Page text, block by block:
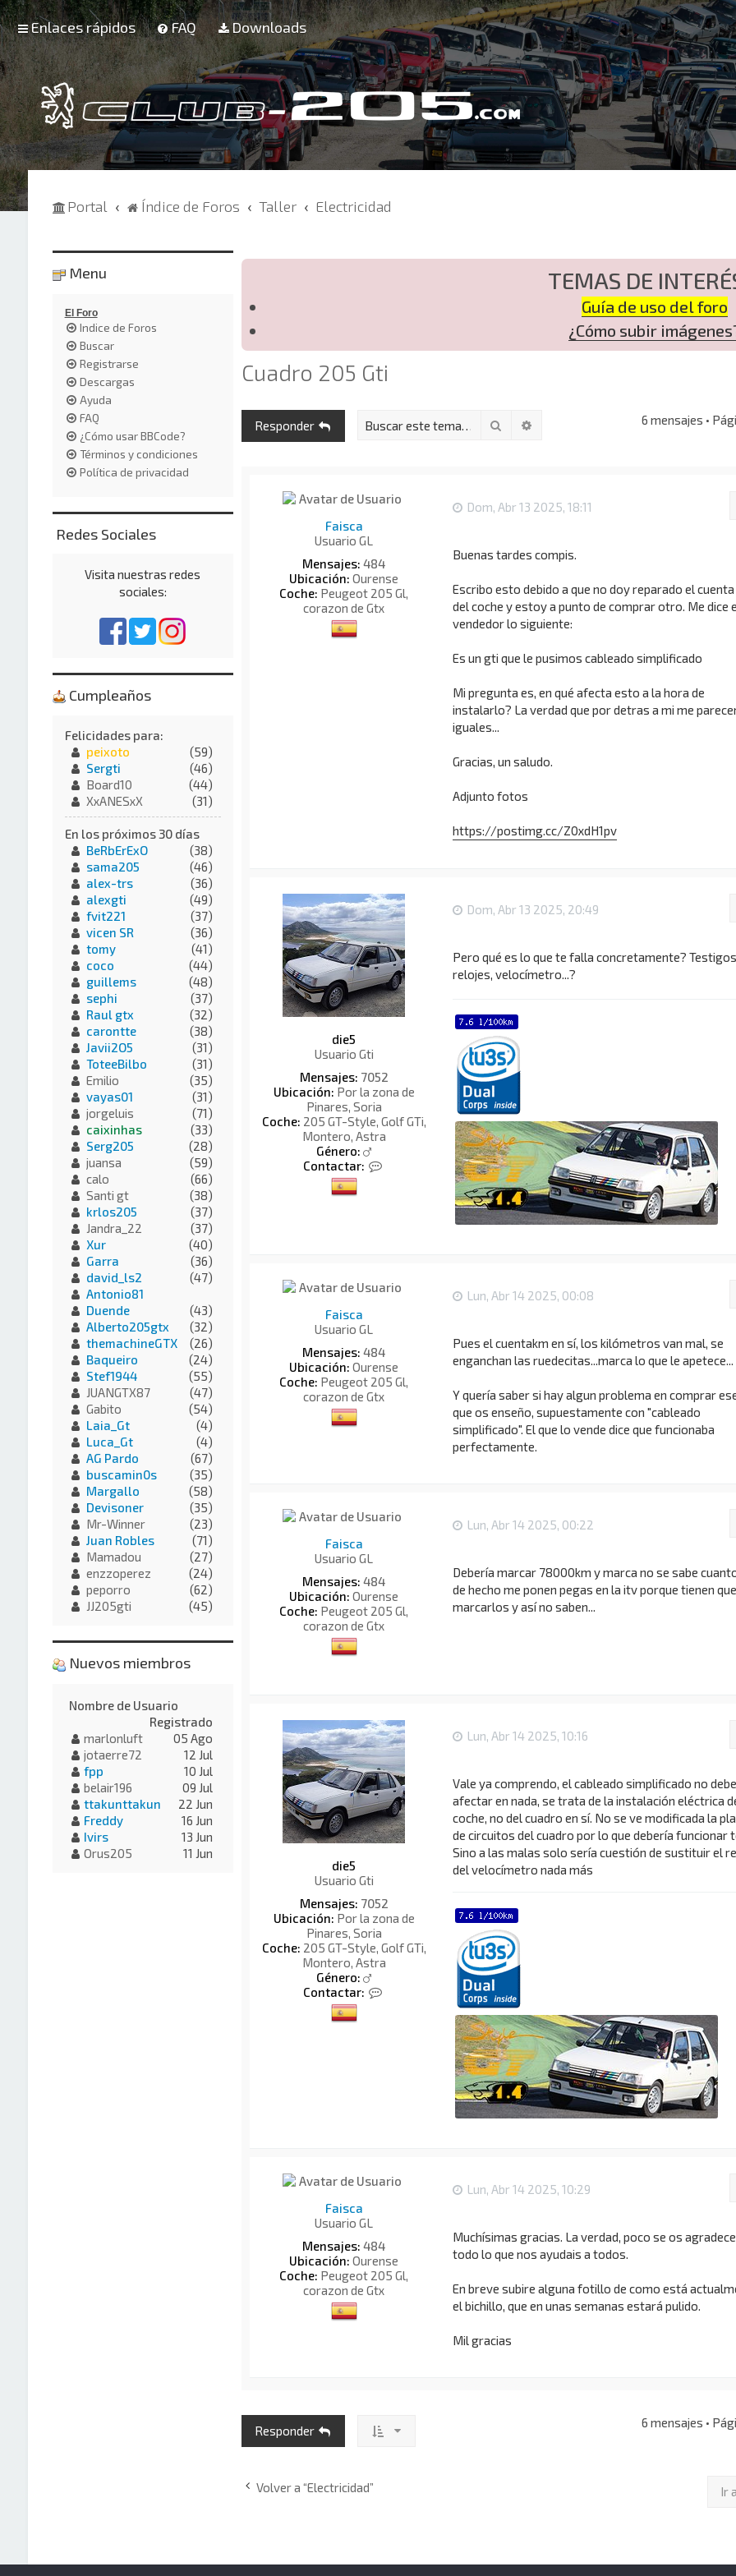
Enlaces rápidos FAQ Downloads
Portal Índice de Foros Taller Electricidad
TEMAS DE
Guía de uso del foro
¿Cómo subir
Cuadro 205 Gti
Responder Buscar Búsqueda avanzada6 mensajes •
Faisca
Usuario GL
Mensajes: 484
Ubicación: Ourense
Coche: Peugeot 205 Gl,
corazon de Gtx
Dom, Abr 13 2025, 18:11
Buenas tardes compis.
Escribo esto debido a que no doy reparado el cuenta
del coche y estoy a punto de comprar otro. Me dice
vendedor lo siguiente:
Es un gti que le pusimos cableado simplificado
Mi pregunta es, en qué afecta esto a la hora de
instalarlo? La verdad que por detras a mi me
iguales...
Gracias, un saludo.
Adjunto fotos
https://postimg.cc/Z0xdH1pv
die5
Usuario Gti
Mensajes: 7052
Ubicación: Por la zona de
Pinares, Soria
Coche: 205 GT-Style, Golf GTi,
Montero, Astra
Género:
Contactar:
r
Dom, Abr 13 2025, 20:49
Pero qué es lo que te falla concretamente?
relojes, velocímetro...?
Faisca
Usuario GL
Mensajes: 484
Ubicación: Ourense
Coche: Peugeot 205 Gl,
corazon de Gtx
Lun, Abr 14 2025, 00:08
Pues el cuentakm en sí, los kilómetros van mal, se
enganchan las ruedecitas...marca lo que le apetece...
Y quería saber si hay algun problema en comprar
que os enseño, supuestamente con "cableado
simplificado". El que lo vende dice que funcionaba
perfectamente.
Faisca
Usuario GL
Mensajes: 484
Ubicación: Ourense
Coche: Peugeot 205 Gl,
corazon de Gtx
Lun, Abr 14 2025, 00:22
Debería marcar 78000km y marca no se sabe
de hecho me ponen pegas en la itv porque tienen que
marcarlos y así no saben...
die5
Usuario Gti
Mensajes: 7052
Ubicación: Por la zona de
Pinares, Soria
Coche: 205 GT-Style, Golf GTi,
Montero, Astra
Género:
Contactar:
Lun, Abr 14 2025, 10:16
Vale ya comprendo, el cableado simplificado no
afectar en nada, se trata de la instalación eléctrica
coche, no del cuadro en sí. No se ve modificada la
de circuitos del cuadro por lo que debería funcionar
Sino a las malas solo sería cuestión de sustituir el
del velocímetro nada más
Faisca
Usuario GL
Mensajes: 484
Ubicación: Ourense
Coche: Peugeot 205 Gl,
corazon de Gtx
Lun, Abr 14 2025, 10:29
Muchísimas gracias. La verdad, poco se os agradece
todo lo que nos ayudais a todos.
En breve subire alguna fotillo de como está
el bichillo, que en unas semanas estará pulido.
Mil gracias
Responder
6 mensajes •
Volver a “Electricidad” Ir a
Menu
El Foro
Indice de Foros
Buscar
Registrarse
Descargas
Ayuda
FAQ
¿Cómo usar BBCode?
Términos y condiciones
Política de privacidad
Redes Sociales
Visita nuestras redes
sociales:
Cumpleaños
Felicidades para:
peixoto
(59)
Sergti
(46)
Board10
(44)
XxANESxX
(31)
En los próximos 30 días
BeRbErExO
(38)
sama205
(46)
alex-trs
(36)
alexgti
(49)
fvit221
(37)
vicen SR
(36)
tomy
(41)
coco
(44)
guillems
(48)
sephi
(37)
Raul gtx
(32)
carontte
(38)
Javii2O5
(31)
ToteeBilbo
(31)
Emilio
(35)
vayas01
(31)
jorgeluis
(71)
caixinhas
(33)
Serg205
(28)
juansa
(59)
calo
(66)
Santi gt
(38)
krlos205
(37)
Jandra_22
(37)
Xur
(40)
Garra
(36)
david_ls2
(47)
Antonio81
Duende
(43)
Alberto205gtx
(32)
themachineGTX
(26)
Baqueiro
(24)
Stef1944
(55)
JUANGTX87
(47)
Gabito
(54)
Laia_Gt
(4)
Luca_Gt
(4)
AG Pardo
(67)
buscamin0s
(35)
Margallo
(58)
Devisoner
(35)
Mr-Winner
(23)
Juan Robles
(71)
Mamadou
(27)
enzzoperez
(24)
peporro
(62)
JJ205gti
(45)
Nuevos miembros
Nombre de Usuario
Registrado
marlonluft
05 Ago
jotaerre72
12 Jul
fpp
10 Jul
belair196
09 Jul
ttakunttakun
22 Jun
Freddy
16 Jun
Ivirs
13 Jun
Orus205
11 Jun